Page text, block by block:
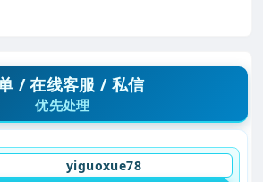
/ 在线客服 / 私信
优先处理
yiguoxue78